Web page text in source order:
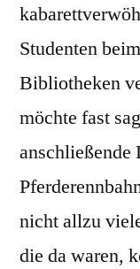
Studenten
Bibliotheken
möchte fast
anschließende
nicht allzu
die da waren,